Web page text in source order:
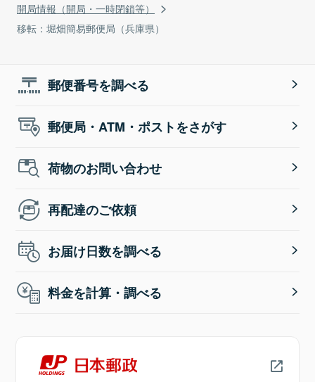
開局情報（開局・一時閉鎖等）
移転：堀畑簡易郵便局（兵庫県）
郵便番号を調べる
郵便局・ATM・ポストをさがす
荷物のお問い合わせ
再配達のご依頼
お届け日数を調べる
料金を計算・調べる